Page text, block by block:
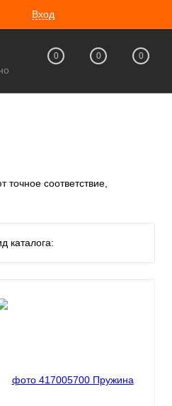
Вход
0 0 0
соответствие,
каталога: